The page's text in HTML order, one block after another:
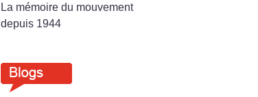
La mémoire du mouvement
depuis 1944